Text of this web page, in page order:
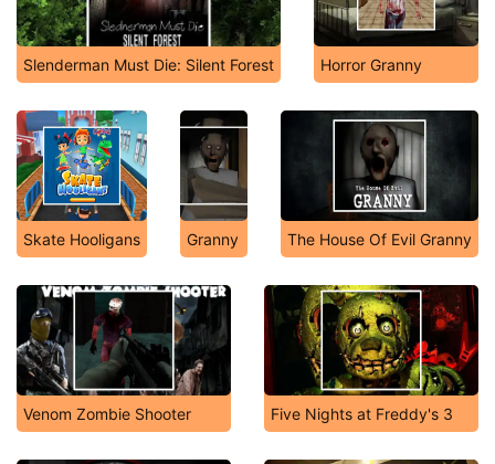
Slenderman Must Die: Silent Forest Horror Granny
Skate Hooligans Granny The House Of Evil Granny
Venom Zombie Shooter Five Nights at Freddy's 3